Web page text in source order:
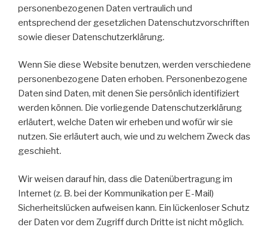
personenbezogenen Daten vertraulich und
entsprechend der gesetzlichen Datenschutzvorschriften
sowie dieser Datenschutzerklärung.
Wenn Sie diese Website benutzen, werden verschiedene
personenbezogene Daten erhoben. Personenbezogene
Daten sind Daten, mit denen Sie persönlich identifiziert
werden können. Die vorliegende Datenschutzerklärung
erläutert, welche Daten wir erheben und wofür wir sie
nutzen. Sie erläutert auch, wie und zu welchem Zweck das
geschieht.
Wir weisen darauf hin, dass die Datenübertragung im
Internet (z. B. bei der Kommunikation per E-Mail)
Sicherheitslücken aufweisen kann. Ein lückenloser Schutz
der Daten vor dem Zugriff durch Dritte ist nicht möglich.